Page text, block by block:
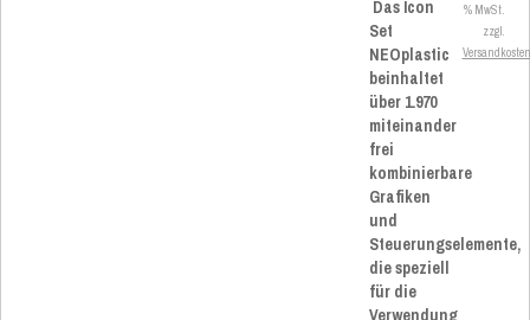
Das Icon
Set
NEOplastic
beinhaltet
über 1.970
miteinander
frei
kombinierbare
Grafiken
und
Steuerungselemente,
die speziell
für die
Verwendung
% MwSt.
zzgl.
Versandkosten